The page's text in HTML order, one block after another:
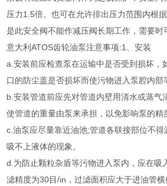
压力1.5倍。也可在允许排出压力范围内根
是此安全阀不能作减压阀长期工作，需要时
意大利ATOS齿轮油泵注意事项:1、安装
a.安装前应检查泵在运输中是否受到损坏，
口的防尘盖是否损坏而使污物进入泵腔内部
b.安装管道前应先对管道内壁用清水或蒸气
使管道的重量由泵来承担，以免影响泵的精
c.油泵应尽量靠近油池;管道各联接部位不
吸不上液体的现象。
d.为防止颗粒杂盾等污物进入泵内，应在吸
滤精度为30目/in，过滤面积应大于进油管横